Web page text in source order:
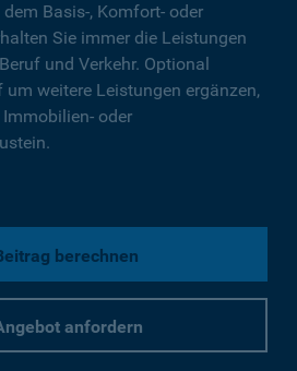
Basis-, Komfort- oder
Sie immer die Leistungen
und Verkehr. Optional
um weitere Leistungen ergänzen,
oder
berechnen
anfordern